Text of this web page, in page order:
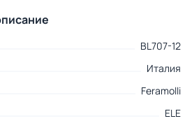
BL707-12
Италия
Feramolli
ELE